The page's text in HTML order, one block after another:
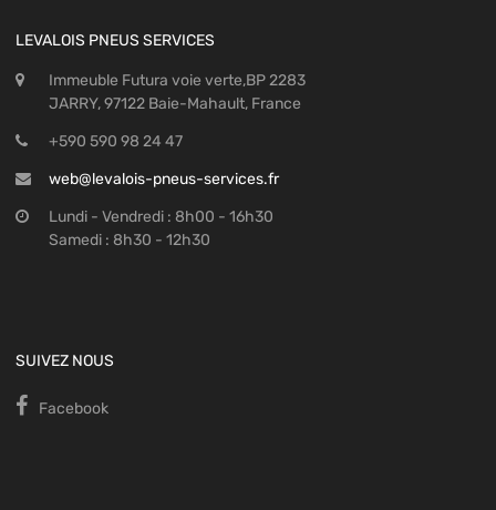
LEVALOIS PNEUS SERVICES
Immeuble Futura voie verte,BP 2283
JARRY, 97122 Baie-Mahault, France
+590 590 98 24 47
web@levalois-pneus-services.fr
Lundi - Vendredi : 8h00 - 16h30
Samedi : 8h30 - 12h30
SUIVEZ NOUS
Facebook